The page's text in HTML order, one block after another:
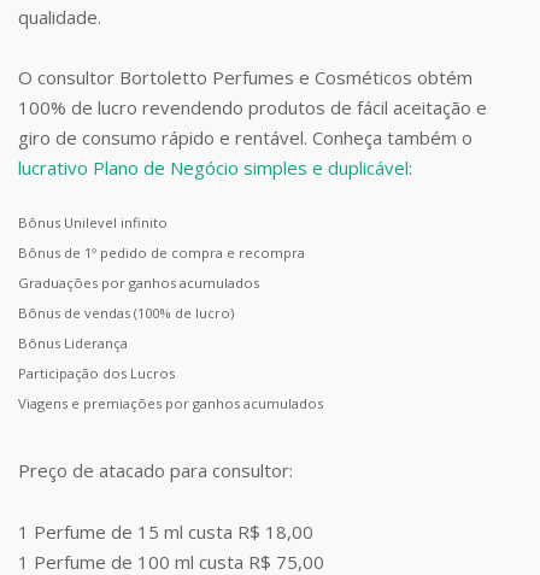
qualidade.
O consultor Bortoletto Perfumes e Cosméticos obtém
100% de lucro revendendo produtos de fácil aceitação e
giro de consumo rápido e rentável. Conheça também o
lucrativo Plano de Negócio simples e duplicável:
Bônus Unilevel infinito
Bônus de 1º pedido de compra e recompra
Graduações por ganhos acumulados
Bônus de vendas (100% de lucro)
Bônus Liderança
Participação dos Lucros
Viagens e premiações por ganhos acumulados
Preço de atacado para consultor:
1 Perfume de 15 ml custa R$ 18,00
1 Perfume de 100 ml custa R$ 75,00